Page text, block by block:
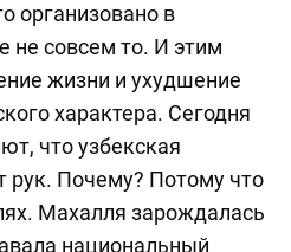
организовано в
не совсем то. И этим
жизни и ухудшение
характера. Сегодня
что узбекская
рук. Почему? Потому что
Махалля зарождалась
национальный